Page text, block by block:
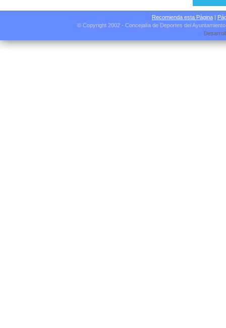
Recomienda esta Página |
© Copyright 2002 - Concejalía de Deportes del